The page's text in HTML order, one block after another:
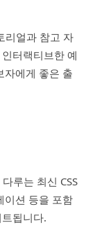
리얼과 참고 자
터랙티브한 예
자에게 좋은 출
루는 최신 CSS
이션 등을 포함
됩니다.